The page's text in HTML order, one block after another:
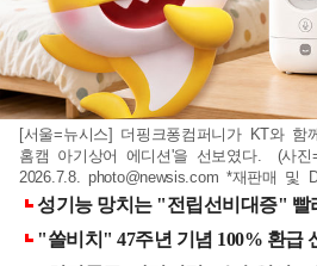
[서울=뉴시스] 더핑크퐁컴퍼니가 KT와
홈캠 아기상어 에디션'을 선보였다. (사진
2026.7.8.photo@newsis.com *재판매 및